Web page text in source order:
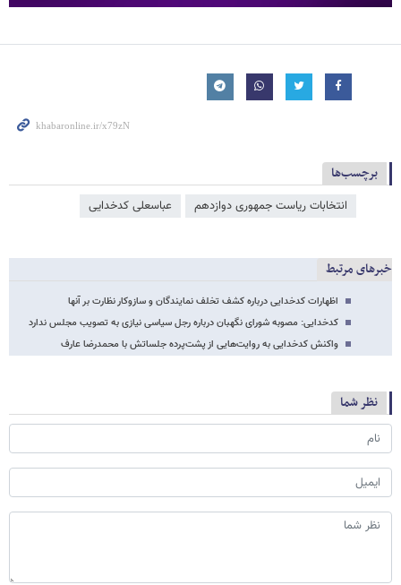
برچسب‌ها
انتخابات ریاست جمهوری دوازدهم عباسعلی کدخدایی
خبرهای مرتبط
اظهارات کدخدایی درباره کشف تخلف نمایندگان و سازوکار نظارت بر آنها
کدخدایی: مصوبه شورای نگهبان درباره رجل سیاسی نیازی به تصویب مجلس ندارد
واکنش کدخدایی به روایت‌هایی از پشت‌پرده جلساتش با محمدرضا عارف
نظر شما